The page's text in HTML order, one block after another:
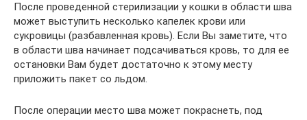
После проведенной стерилизации у кошки в области шва
может выступить несколько капелек крови или
сукровицы (разбавленная кровь). Если Вы заметите, что
в области шва начинает подсачиваться кровь, то для ее
остановки Вам будет достаточно к этому месту
приложить пакет со льдом.
После операции место шва может покраснеть, под